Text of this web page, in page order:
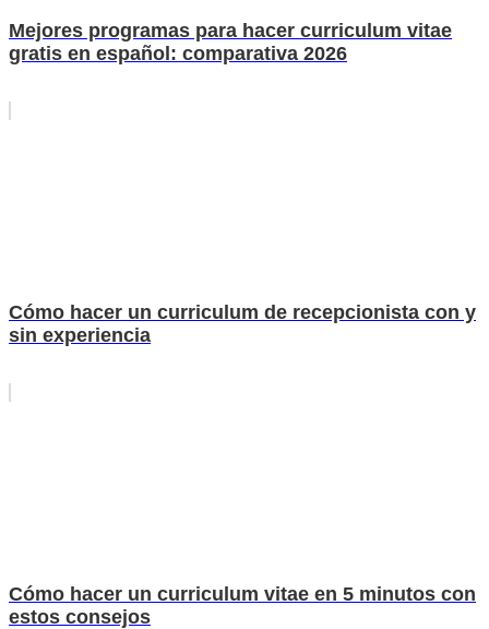
Mejores programas para hacer curriculum vitae
gratis en español: comparativa 2026
Cómo hacer un curriculum de recepcionista con y
sin experiencia
Cómo hacer un curriculum vitae en 5 minutos con
estos consejos